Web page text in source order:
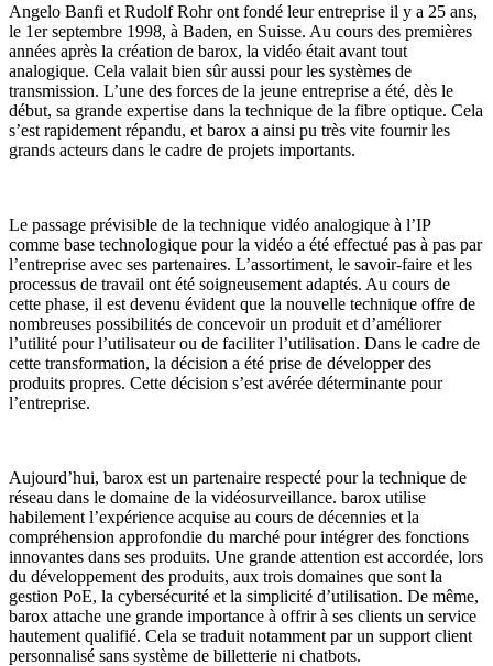
Angelo Banfi et Rudolf Rohr ont fondé leur entreprise il y a 25 ans,
le 1er septembre 1998, à Baden, en Suisse. Au cours des premières
années après la création de barox, la vidéo était avant tout
analogique. Cela valait bien sûr aussi pour les systèmes de
transmission. L’une des forces de la jeune entreprise a été, dès le
début, sa grande expertise dans la technique de la fibre optique. Cela
s’est rapidement répandu, et barox a ainsi pu très vite fournir les
grands acteurs dans le cadre de projets importants.
Le passage prévisible de la technique vidéo analogique à l’IP
comme base technologique pour la vidéo a été effectué pas à pas par
l’entreprise avec ses partenaires. L’assortiment, le savoir-faire et les
processus de travail ont été soigneusement adaptés. Au cours de
cette phase, il est devenu évident que la nouvelle technique offre de
nombreuses possibilités de concevoir un produit et d’améliorer
l’utilité pour l’utilisateur ou de faciliter l’utilisation. Dans le cadre de
cette transformation, la décision a été prise de développer des
produits propres. Cette décision s’est avérée déterminante pour
l’entreprise.
Aujourd’hui, barox est un partenaire respecté pour la technique de
réseau dans le domaine de la vidéosurveillance. barox utilise
habilement l’expérience acquise au cours de décennies et la
compréhension approfondie du marché pour intégrer des fonctions
innovantes dans ses produits. Une grande attention est accordée, lors
du développement des produits, aux trois domaines que sont la
gestion PoE, la cybersécurité et la simplicité d’utilisation. De même,
barox attache une grande importance à offrir à ses clients un service
hautement qualifié. Cela se traduit notamment par un support client
personnalisé sans système de billetterie ni chatbots.